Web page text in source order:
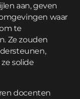
aan, geven
waar
te
Ze zouden
solide
docenten